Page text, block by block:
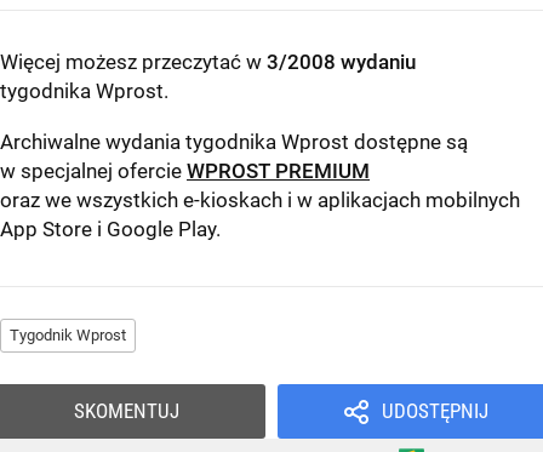
Więcej możesz przeczytać w 3/2008 wydaniu
tygodnika Wprost.
Archiwalne wydania tygodnika Wprost dostępne są
w specjalnej ofercie WPROST PREMIUM
oraz we wszystkich e-kioskach i w aplikacjach mobilnych
App Store i Google Play.
Tygodnik Wprost
UDOSTĘPNIJ
SKOMENTUJ